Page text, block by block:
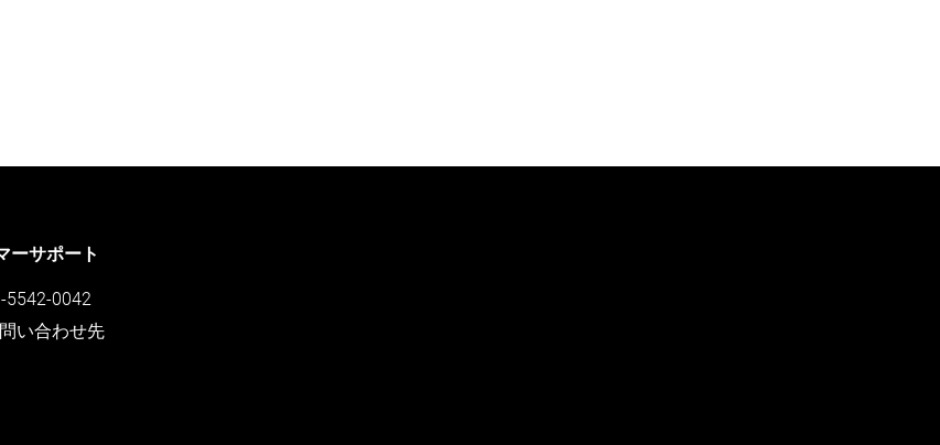
ーサポート
5542-0042
い合わせ先